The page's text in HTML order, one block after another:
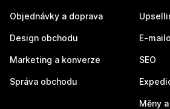
Objednávky a doprava
Design obchodu
Marketing a konverze
Správa obchodu
E-
SEO
Měny